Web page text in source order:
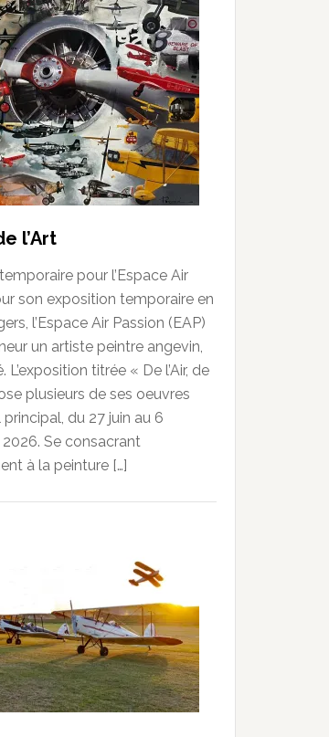
l’Art
pour l’Espace Air
son exposition temporaire en
l’Espace Air Passion (EAP)
un artiste peintre angevin,
L’exposition titrée « De l’Air, de
plusieurs de ses oeuvres
du 27 juin au 6
Se consacrant
à la peinture […]